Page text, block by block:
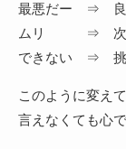
最悪だー ⇒ 良
ムリ ⇒ 次上
できない ⇒ 挑
このように変え
言えなくても心